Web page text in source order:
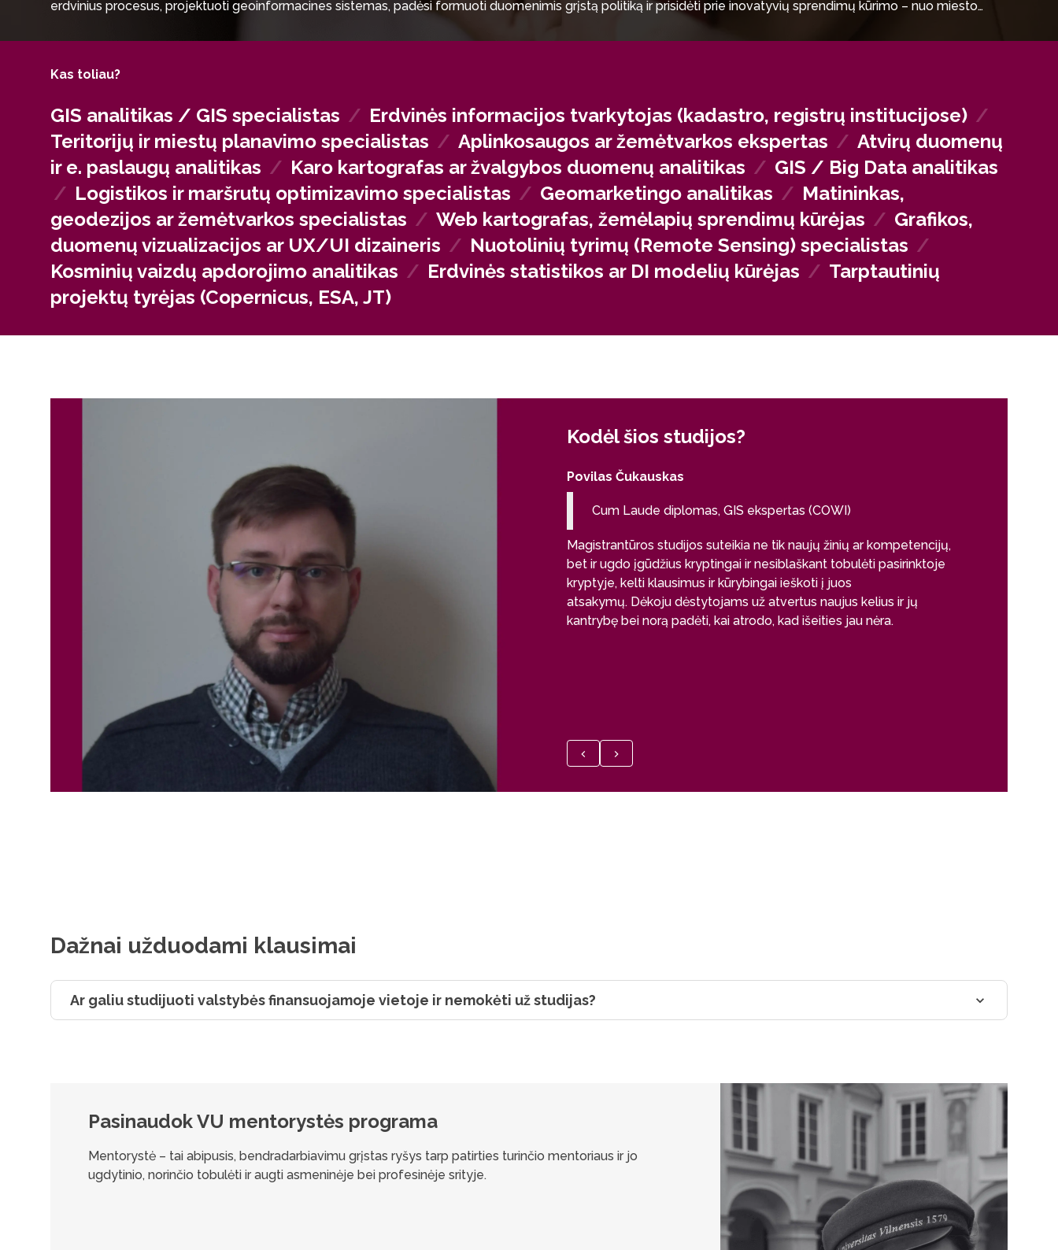
erdvinius procesus, projektuoti geoinformacines sistemas, padėsi formuoti duomenimis grįstą politiką ir prisidėti prie inovatyvių sprendimų kūrimo – nuo miesto
Kas toliau?
GIS analitikas / GIS specialistas / Erdvinės informacijos tvarkytojas (kadastro, registrų institucijose) /
Teritorijų ir miestų planavimo specialistas / Aplinkosaugos ar žemėtvarkos ekspertas / Atvirų duomenų
ir e. paslaugų analitikas / Karo kartografas ar žvalgybos duomenų analitikas / GIS / Big Data analitikas
/ Logistikos ir maršrutų optimizavimo specialistas / Geomarketingo analitikas / Matininkas,
geodezijos ar žemėtvarkos specialistas / Web kartografas, žemėlapių sprendimų kūrėjas / Grafikos,
duomenų vizualizacijos ar UX/UI dizaineris / Nuotolinių tyrimų (Remote Sensing) specialistas /
Kosminių vaizdų apdorojimo analitikas / Erdvinės statistikos ar DI modelių kūrėjas / Tarptautinių
projektų tyrėjas (Copernicus, ESA, JT)
Kodėl šios studijos?
Povilas Čukauskas
Cum Laude diplomas, GIS ekspertas (COWI)
Magistrantūros studijos suteikia ne tik naujų žinių ar kompetencijų,
bet ir ugdo įgūdžius kryptingai ir nesiblaškant tobulėti pasirinktoje
kryptyje, kelti klausimus ir kūrybingai ieškoti į juos
atsakymų. Dėkoju dėstytojams už atvertus naujus kelius ir jų
kantrybę bei norą padėti, kai atrodo, kad išeities jau nėra.
Dažnai užduodami klausimai
Ar galiu studijuoti valstybės finansuojamoje vietoje ir nemokėti už studijas?
Pasinaudok VU mentorystės programa
Mentorystė – tai abipusis, bendradarbiavimu grįstas ryšys tarp patirties turinčio mentoriaus ir jo
ugdytinio, norinčio tobulėti ir augti asmeninėje bei profesinėje srityje.
Vilius Talkevičius
Kartografijos studijos - puikus teorijos ir praktikos derinys.
perduoda savo žinias apie įvairiausius GIS aspektus. Įgaunamų
nuo naujausių technologinių (duomenų bazės, nuotoliniai
aktualių (stilius, matematinė kartografija). Manau, kad šios
tiek profesiniame gyvenime.